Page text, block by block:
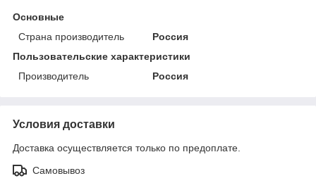
Основные
Страна производитель
Россия
Пользовательские характеристики
Производитель
Россия
Условия доставки
Доставка осуществляется только по предоплате.
Самовывоз